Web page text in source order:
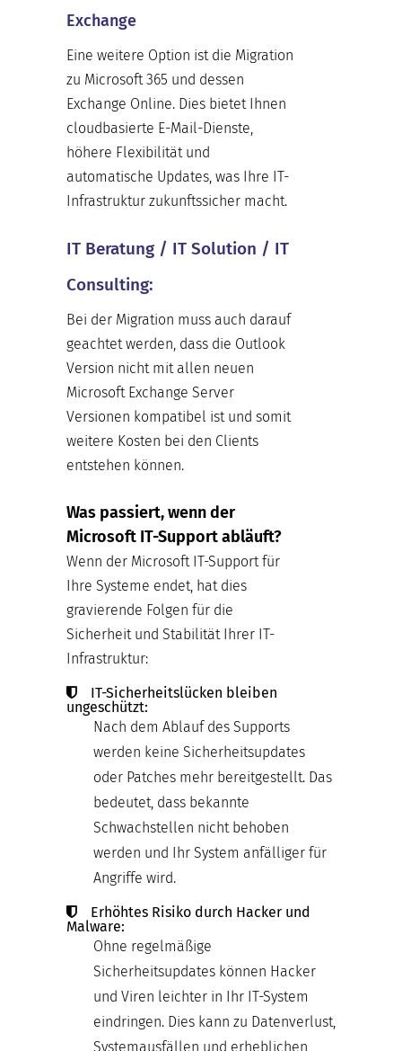
Exchange
Eine weitere Option ist die Migration
zu Microsoft 365 und dessen
Exchange Online. Dies bietet Ihnen
cloudbasierte E-Mail-Dienste,
höhere Flexibilität und
automatische Updates, was Ihre IT-
Infrastruktur zukunftssicher macht.
IT Beratung / IT Solution / IT
Consulting:
Bei der Migration muss auch darauf
geachtet werden, dass die Outlook
Version nicht mit allen neuen
Microsoft Exchange Server
Versionen kompatibel ist und somit
weitere Kosten bei den Clients
entstehen können.
Was passiert, wenn der
Microsoft IT-Support abläuft?
Wenn der Microsoft IT-Support für
Ihre Systeme endet, hat dies
gravierende Folgen für die
Sicherheit und Stabilität Ihrer IT-
Infrastruktur:
IT-Sicherheitslücken bleiben
ungeschützt:
Nach dem Ablauf des Supports
werden keine Sicherheitsupdates
oder Patches mehr bereitgestellt. Das
bedeutet, dass bekannte
Schwachstellen nicht behoben
werden und Ihr System anfälliger für
Angriffe wird.
Erhöhtes Risiko durch Hacker und
Malware:
Ohne regelmäßige
Sicherheitsupdates können Hacker
und Viren leichter in Ihr IT-System
eindringen. Dies kann zu Datenverlust,
Systemausfällen und erheblichen